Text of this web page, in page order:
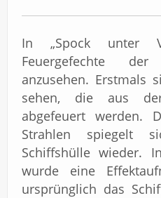
In „Spock unter
Feuergefechte
anzusehen. Erstmals
sehen, die aus der
abgefeuert werden.
Strahlen spiegelt
Schiffshülle wieder.
wurde eine
ursprünglich das